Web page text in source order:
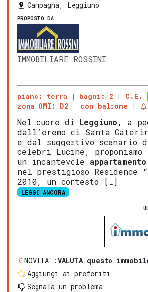
Campagna, Leggiuno
PROPOSTO DA:
IMMOBILIARE ROSSINI
piano: terra bagni: 2 C.E.
zona OMI: D2
con balcone
Nel cuore di Leggiuno, a
dall’eremo di Santa
e dal suggestivo scenario
celebri Lucine,
un incantevole appartamento
nel prestigioso Residence
2010, un contesto […]
LEGGI ANCORA
NOVITA':VALUTA questo
Aggiungi ai preferiti
Segnala un problema